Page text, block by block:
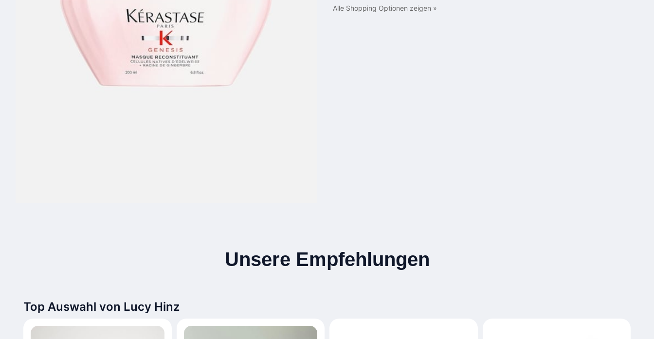
Alle Shopping Optionen zeigen »
Unsere Empfehlungen
Top Auswahl von Lucy Hinz